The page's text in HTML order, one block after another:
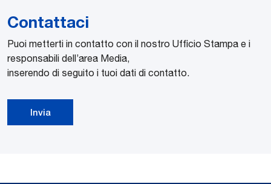
Contattaci
Puoi metterti in contatto con il nostro Ufficio Stampa e i
responsabili dell’area Media,
inserendo di seguito i tuoi dati di contatto.
Invia